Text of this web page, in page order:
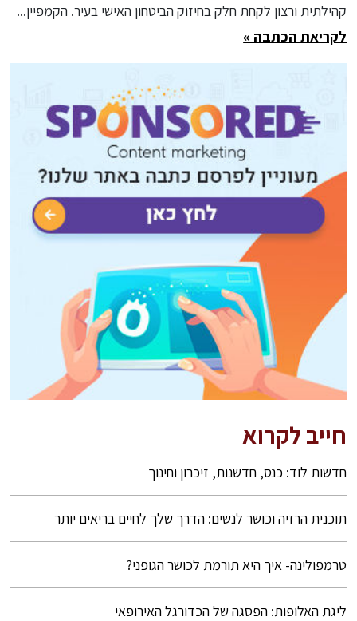
קהילתית ורצון לקחת חלק בחיזוק הביטחון האישי בעיר. הקמפיין...
לקריאת הכתבה »
חייב לקרוא
חדשות לוד: כנס, חדשנות, זיכרון וחינוך
תוכנית הרזיה וכושר לנשים: הדרך שלך לחיים בריאים יותר
טרמפולינה- איך היא תורמת לכושר הגופני?
ליגת האלופות: הפסגה של הכדורגל האירופאי